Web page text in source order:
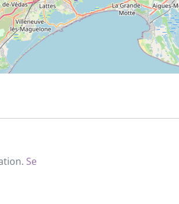
Se